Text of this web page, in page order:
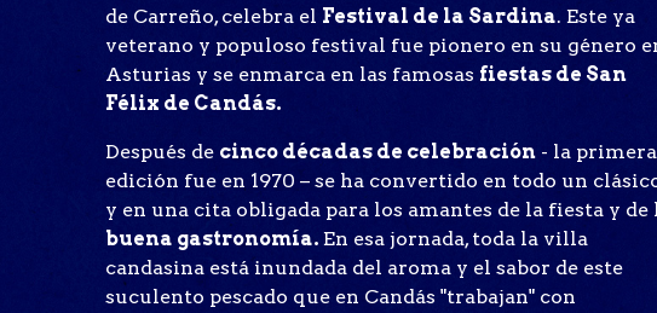
de Carreño, celebra el Festival de la Sardina. Este ya
veterano y populoso festival fue pionero en su género
Asturias y se enmarca en las famosas fiestas de San
Félix de Candás.
Después de cinco décadas de celebración - la primera
edición fue en 1970 – se ha convertido en todo un
y en una cita obligada para los amantes de la fiesta y de
buena gastronomía. En esa jornada, toda la villa
candasina está inundada del aroma y el sabor de este
suculento pescado que en Candás "trabajan" con